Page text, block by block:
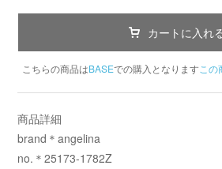
カートに入れ
こちらの商品はBASEでの購入となります こ
商品詳細
brand＊angelina
no.＊25173-1782Z